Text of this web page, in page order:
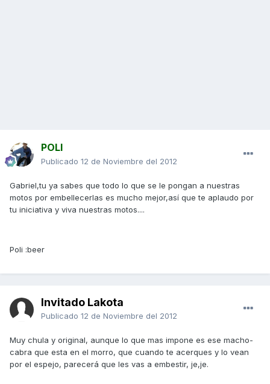
POLI
Publicado 12 de Noviembre del 2012
Gabriel,tu ya sabes que todo lo que se le pongan a nuestras
motos por embellecerlas es mucho mejor,así que te aplaudo por
tu iniciativa y viva nuestras motos....
Poli :beer
Invitado Lakota
Publicado 12 de Noviembre del 2012
Muy chula y original, aunque lo que mas impone es ese macho-
cabra que esta en el morro, que cuando te acerques y lo vean
por el espejo, parecerá que les vas a embestir, je,je.